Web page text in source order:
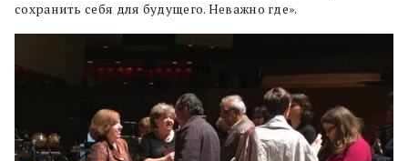
сохранить себя для будущего. Неважно где».